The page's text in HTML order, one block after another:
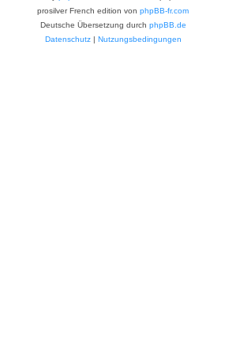
prosilver French edition von phpBB-fr.com
Deutsche Übersetzung durch phpBB.de
Datenschutz| Nutzungsbedingungen